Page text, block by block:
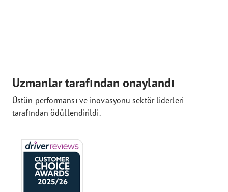
Uzmanlar tarafından onaylandı
Üstün performansı ve inovasyonu sektör liderleri
tarafından ödüllendirildi.